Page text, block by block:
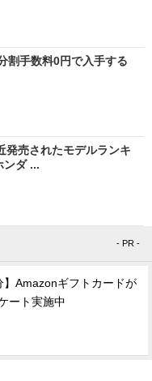
割手数料0円で入手する
発売されたモデルランキ
ダ ...
- PR -
】Amazonギフトカードが
ート実施中